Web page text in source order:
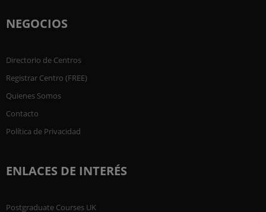
NEGOCIOS
Directorio de Centros
Registrar Centro (FREE)
Quienes Somos
Contacto
Política de Privacidad
ENLACES DE INTERÉS
Postgraduate Courses UK